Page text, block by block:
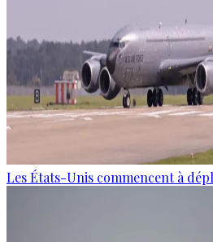
Les États-Unis commencent à